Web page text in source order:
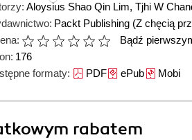
Aloysius Shao Qin Lim, Tjhi W
Packt Publishing (Z chęcią
Bądź
176
formaty: PDFePubMobi
rabatem